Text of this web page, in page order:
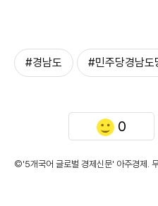
#경남도 #민주당경남도
0
©'5개국어 글로벌 경제신문' 아주경제. 무